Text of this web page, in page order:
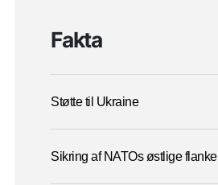
Fakta
Støtte til Ukraine
Sikring af NATOs østlige flanke